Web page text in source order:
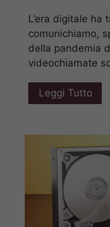
L’era digitale ha
comunichiamo,
della pandemia
videochiamate
Leggi Tutto